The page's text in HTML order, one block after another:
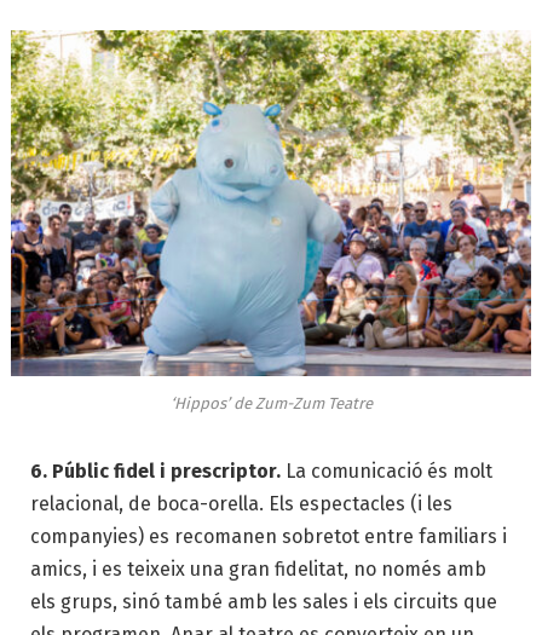
‘Hippos’ de Zum-Zum Teatre
6. Públic fidel i prescriptor. La comunicació és molt
relacional, de boca-orella. Els espectacles (i les
companyies) es recomanen sobretot entre familiars i
amics, i es teixeix una gran fidelitat, no només amb
els grups, sinó també amb les sales i els circuits que